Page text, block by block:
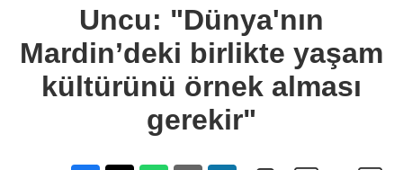
birlikte
yaşam
örnek
alması
gerekir"
Uncu: "Dünya'nın
Mardin’deki birlikte yaşam
kültürünü örnek alması
gerekir"